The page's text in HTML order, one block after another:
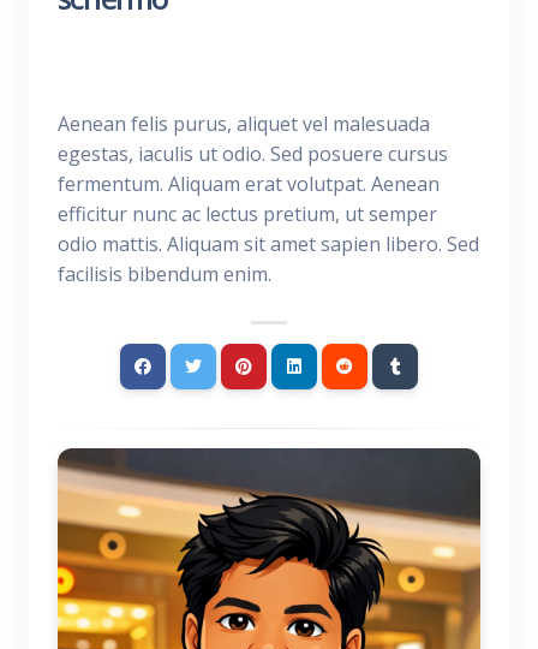
Aenean felis purus, aliquet vel malesuada
egestas, iaculis ut odio. Sed posuere cursus
fermentum. Aliquam erat volutpat. Aenean
efficitur nunc ac lectus pretium, ut semper
odio mattis. Aliquam sit amet sapien libero. Sed
facilisis bibendum enim.